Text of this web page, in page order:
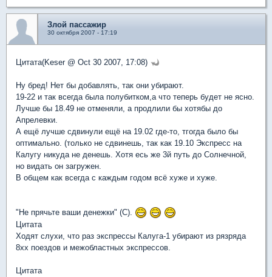
Злой пассажир
30 октября 2007 - 17:19
Цитата(Keser @ Oct 30 2007, 17:08)
Ну бред! Нет бы добавлять, так они убирают.
19-22 и так всегда была полубитком,а что теперь будет не ясно.
Лучше бы 18.49 не отменяли, а продлили бы хотябы до
Апрелевки.
А ещё лучше сдвинули ещё на 19.02 где-то, тгогда было бы
оптимально. (только не сдвинешь, так как 19.10 Экспресс на
Калугу никуда не денешь. Хотя есь же 3й путь до Солнечной,
но видать он загружен.
В общем как всегда с каждым годом всё хуже и хуже.
"Не прячьте ваши денежки" (С).
Цитата
Ходят слухи, что раз экспрессы Калуга-1 убирают из рязряда
8xx поездов и межобластных экспрессов.
Цитата